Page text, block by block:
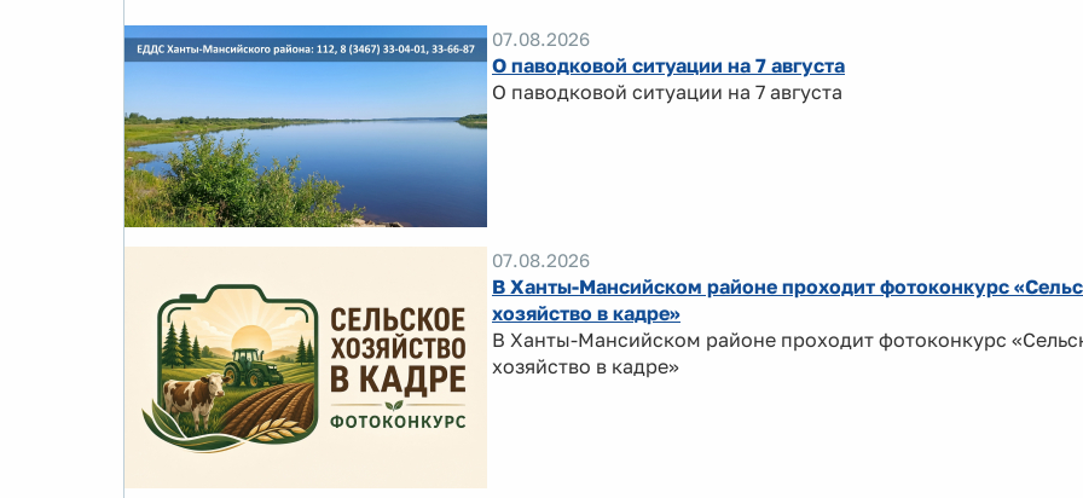
07.08.2026
О паводковой ситуации на 7 августа
О паводковой ситуации на 7 августа
07.08.2026
В Ханты-Мансийском районе проходит фотоконкурс
хозяйство в кадре»
В Ханты-Мансийском районе проходит фотоконкурс
хозяйство в кадре»